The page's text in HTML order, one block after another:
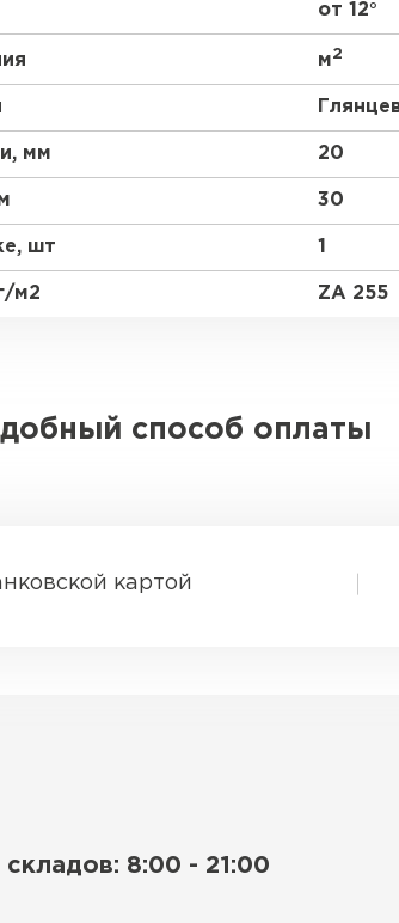
от 12°
м2
мм 20
30
шт 1
м2 ZA 255
способ оплаты
картой
8:00 - 21:00